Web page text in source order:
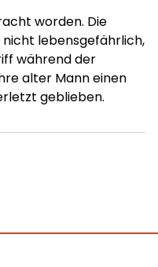
worden. Die
lebensgefährlich,
während der
alter Mann einen
geblieben.